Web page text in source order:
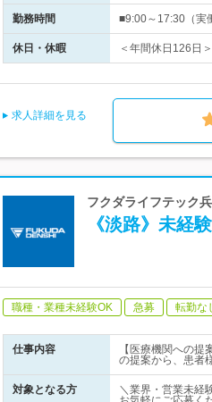
勤務時間 ■9:00～17:30（
休日・休暇 ＜年間休日126日
求人詳細を見る
フクダライフテック
《淡路》未経
職種・業種未経験OK 急募 転勤な
仕事内容
【医療機関への
の提案から、患者
対象となる方
＼業界・営業未経